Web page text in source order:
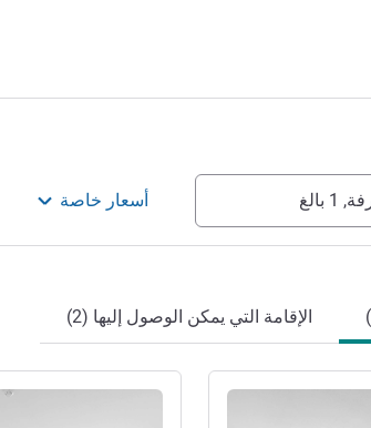
والكاتدرائية الفرنسية
الواقع في فيشرينسل في
ساحتي بوتسدامر بلاتز
أسعار خاصة
الإقامة التي يمكن الوصول إليها (2)
راجع التفاصيل